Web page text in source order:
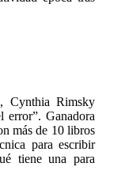
Cynthia Rimsky
error”. Ganadora
más de 10 libros
para escribir
tiene una para